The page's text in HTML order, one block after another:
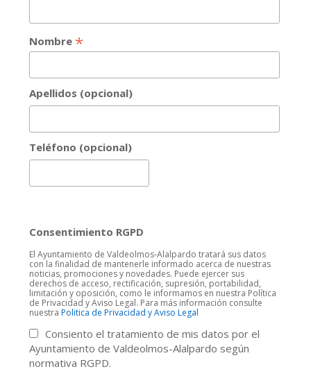
Nombre *
Apellidos (opcional)
Teléfono (opcional)
Consentimiento RGPD
El Ayuntamiento de Valdeolmos-Alalpardo tratará sus datos
con la finalidad de mantenerle informado acerca de nuestras
noticias, promociones y novedades. Puede ejercer sus
derechos de acceso, rectificación, supresión, portabilidad,
limitación y oposición, como le informamos en nuestra Política
de Privacidad y Aviso Legal. Para más información consulte
nuestra Politica de Privacidad y Aviso Legal
Consiento el tratamiento de mis datos por el
Ayuntamiento de Valdeolmos-Alalpardo según
normativa RGPD.